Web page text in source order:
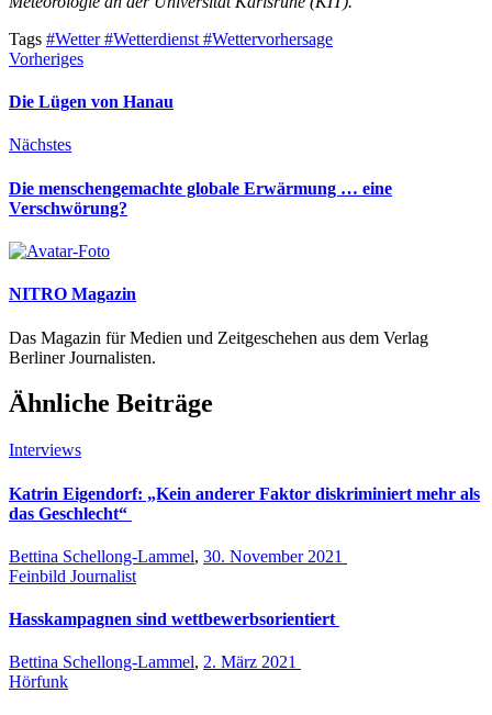
Tags #Wetter#Wetterdienst #Wettervorhersage
Vorheriges
Die Lügen von Hanau
Nächstes
Die menschengemachte globale Erwärmung … eine
Verschwörung?
NITRO Magazin
Das Magazin für Medien und Zeitgeschehen aus dem Verlag
Berliner Journalisten.
Ähnliche Beiträge
Interviews
Katrin Eigendorf: „Kein anderer Faktor diskriminiert mehr als
das Geschlecht“
Bettina Schellong-Lammel, 30. November 2021
Feinbild Journalist
Hasskampagnen sind wettbewerbsorientiert
Bettina Schellong-Lammel, 2. März 2021
Hörfunk